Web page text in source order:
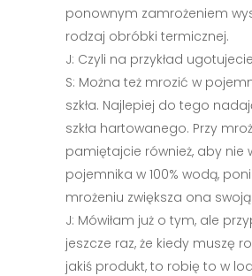
ponownym zamrożeniem
rodzaj obróbki termicznej.
J: Czyli na przykład
S: Można też mrozić w
szkła. Najlepiej do tego
szkła hartowanego. Przy
pamiętajcie również, aby nie
pojemnika w 100% wodą,
mrożeniu zwiększa ona
J: Mówiłam już o tym, ale
jeszcze raz, że kiedy muszę
jakiś produkt, to robię to w